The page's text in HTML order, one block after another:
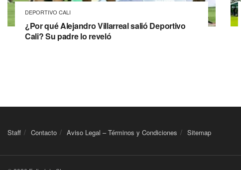
DEPORTIVO CALI
¿Por qué Alejandro Villarreal salió Deportivo
Cali? Su padre lo reveló
Staff Contacto Aviso Legal – Términos y Condiciones Sitemap